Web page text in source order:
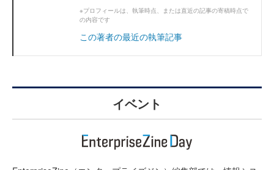
※プロフィールは、執筆時点、または直近の記事の寄稿時点で
の内容です
この著者の最近の執筆記事
イベント